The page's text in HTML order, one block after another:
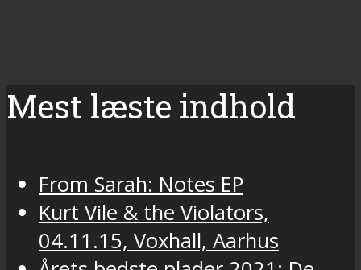
Mest læste indhold
From Sarah: Notes EP
Kurt Vile & the Violators,
04.11.15, Voxhall, Aarhus